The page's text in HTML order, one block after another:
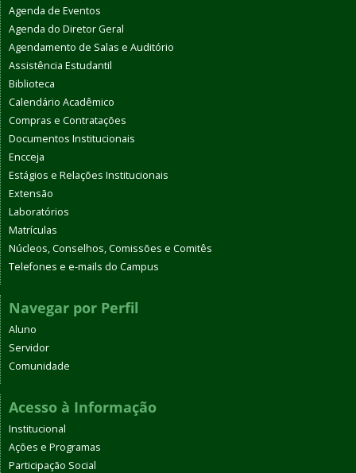
Agenda de Eventos
Agenda do Diretor Geral
Agendamento de Salas e Auditório
Assistência Estudantil
Biblioteca
Calendário Acadêmico
Compras e Contratações
Documentos Institucionais
Encceja
Estágios e Relações Institucionais
Extensão
Laboratórios
Matrículas
Núcleos, Conselhos, Comissões e Comitês
Telefones e e-mails do Campus
Navegar por Perfil
Aluno
Servidor
Comunidade
Acesso à Informação
Institucional
Ações e Programas
Participação Social